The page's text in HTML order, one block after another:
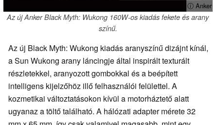
ⓘ Anker
Az új Anker Black Myth: Wukong 160W-os kiadás fekete és arany
színű.
Az új Black Myth: Wukong kiadás aranyszínű dizájnt kínál,
a Sun Wukong arany láncingje által inspirált texturált
részletekkel, aranyozott gombokkal és a beépített
intelligens kijelzőhöz illő felhasználói felülettel. A
kozmetikai változtatásokon kívül a motorháztető alatt
ugyanaz a töltő található. A hálózati adapter mérete 32